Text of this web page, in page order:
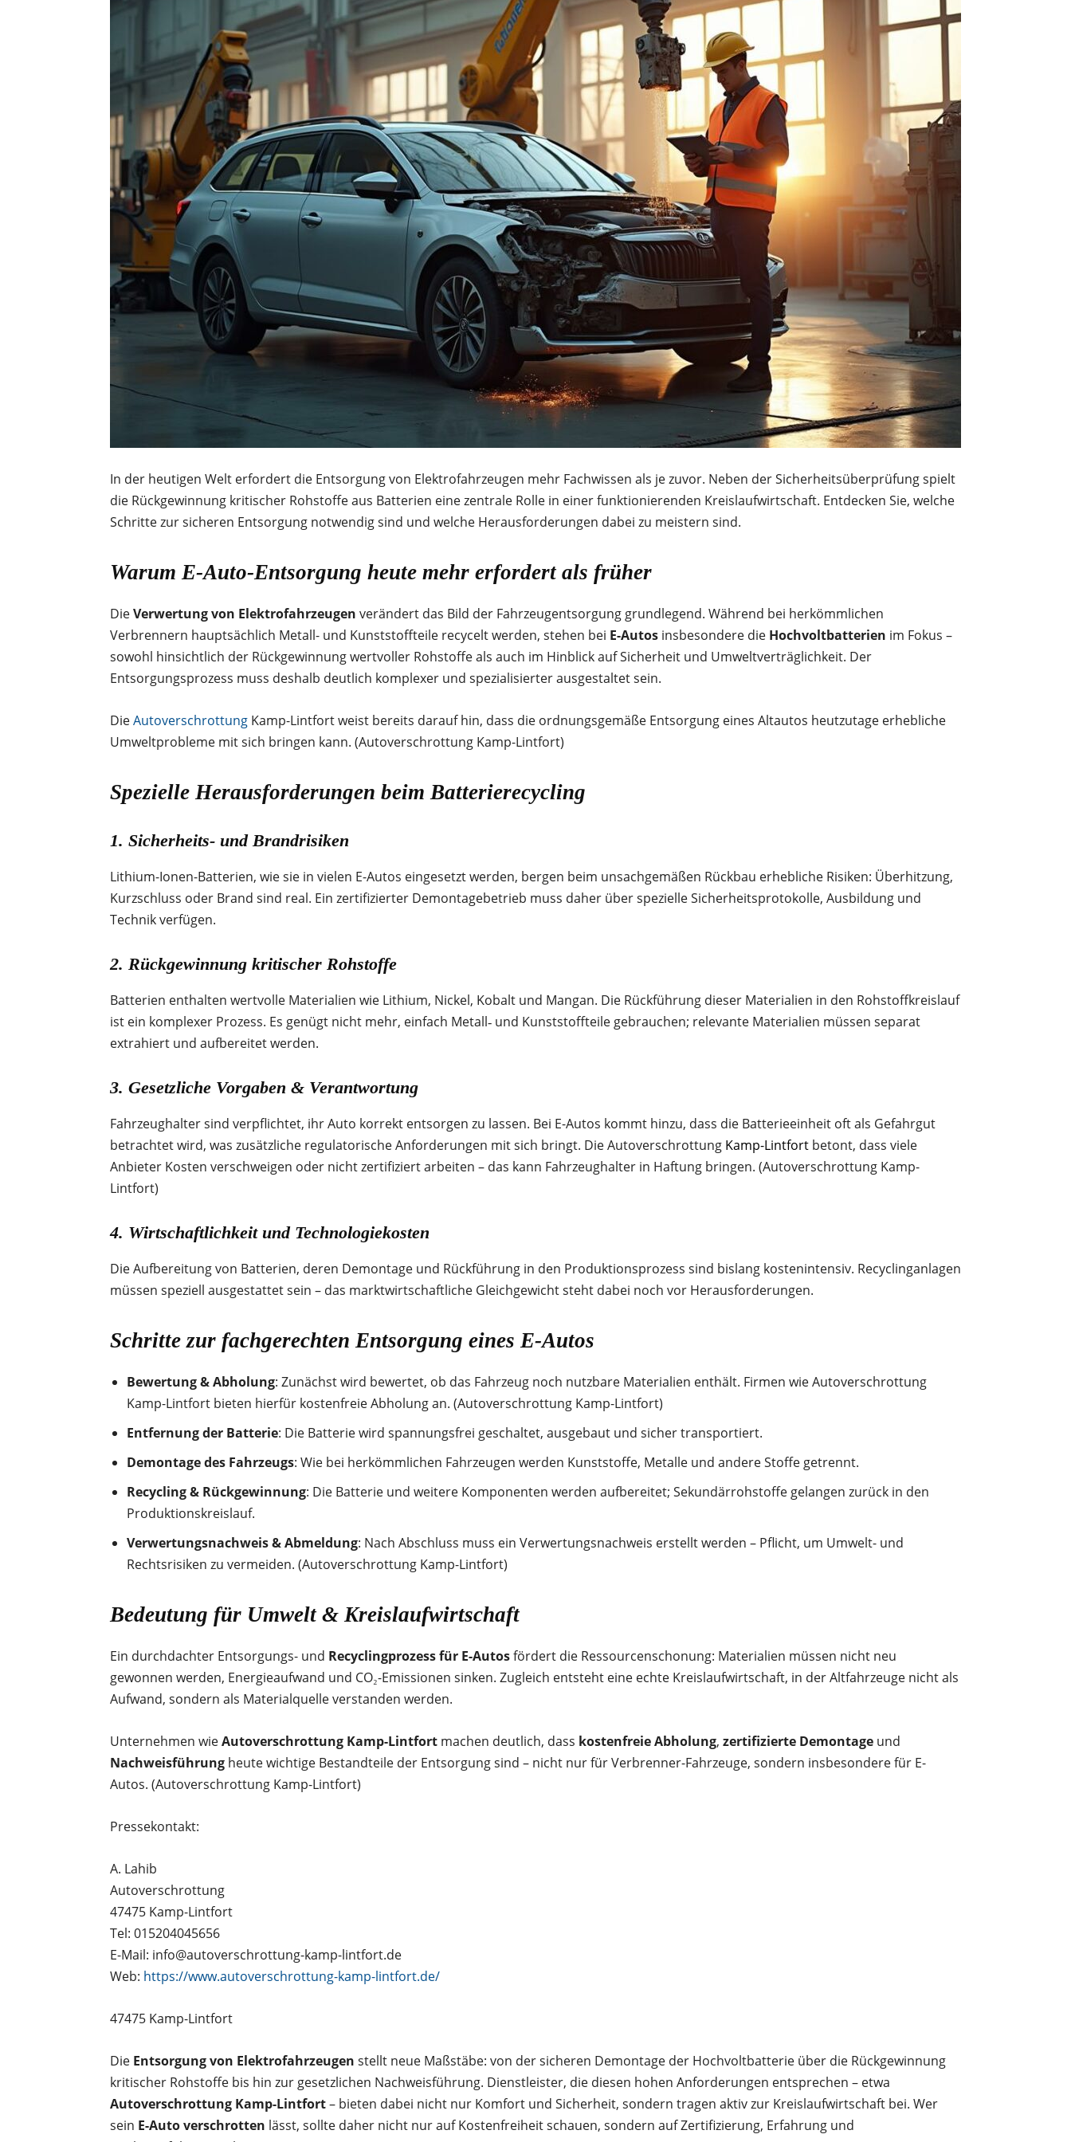
In der heutigen Welt erfordert die Entsorgung von Elektrofahrzeugen mehr Fachwissen als je zuvor. Neben der Sicherheitsüberprüfung spielt
die Rückgewinnung kritischer Rohstoffe aus Batterien eine zentrale Rolle in einer funktionierenden Kreislaufwirtschaft. Entdecken Sie, welche
Schritte zur sicheren Entsorgung notwendig sind und welche Herausforderungen dabei zu meistern sind.
WarumE-Auto-Entsorgung heute mehr erfordert als früher
DieVerwertung von Elektrofahrzeugen verändert das Bild der Fahrzeugentsorgung grundlegend. Während bei herkömmlichen
Verbrennern hauptsächlich Metall- und Kunststoffteile recycelt werden, stehen bei E-Autos insbesondere die Hochvoltbatterien im Fokus –
sowohl hinsichtlich der Rückgewinnung wertvoller Rohstoffe als auch im Hinblick auf Sicherheit und Umweltverträglichkeit. Der
Entsorgungsprozess muss deshalb deutlich komplexer und spezialisierter ausgestaltet sein.
DieAutoverschrottung Kamp-Lintfort weist bereits darauf hin, dass die ordnungsgemäße Entsorgung eines Altautos heutzutage erhebliche
Umweltprobleme mit sich bringen kann. (Autoverschrottung Kamp-Lintfort)
Spezielle Herausforderungen beim Batterierecycling
1. Sicherheits- und Brandrisiken
Lithium-Ionen-Batterien, wie sie in vielen E-Autos eingesetzt werden, bergen beim unsachgemäßen Rückbau erhebliche Risiken: Überhitzung,
Kurzschluss oder Brand sind real. Ein zertifizierter Demontagebetrieb muss daher über spezielle Sicherheitsprotokolle, Ausbildung und
Technik verfügen.
2. Rückgewinnung kritischer Rohstoffe
Batterien enthalten wertvolle Materialien wie Lithium, Nickel, Kobalt und Mangan. Die Rückführung dieser Materialien in den Rohstoffkreislauf
ist ein komplexer Prozess. Es genügt nicht mehr, einfach Metall‐ und Kunststoffteile gebrauchen; relevante Materialien müssen separat
extrahiert und aufbereitet werden.
3. Gesetzliche Vorgaben & Verantwortung
Fahrzeughalter sind verpflichtet, ihr Auto korrekt entsorgen zu lassen. Bei E-Autos kommt hinzu, dass die Batterieeinheit oft als Gefahrgut
betrachtet wird, was zusätzliche regulatorische Anforderungen mit sich bringt. Die Autoverschrottung Kamp-Lintfort betont, dass viele
Anbieter Kosten verschweigen oder nicht zertifiziert arbeiten – das kann Fahr­zeughalter in Haftung bringen. (Autoverschrottung Kamp-
Lintfort)
4. Wirtschaftlichkeit und Technologiekosten
Die Aufbereitung von Batterien, deren Demontage und Rückführung in den Produktionsprozess sind bislang kostenintensiv. Recyclinganlagen
müssen speziell ausgestattet sein – das marktwirtschaftliche Gleichgewicht steht dabei noch vor Herausforderungen.
Schritte zur fachgerechten Entsorgung eines E-Autos
Bewertung & Abholung: Zunächst wird bewertet, ob das Fahrzeug noch nutzbare Materialien enthält. Firmen wie Autoverschrottung
Kamp-Lintfort bieten hierfür kostenfreie Abholung an. (Autoverschrottung Kamp-Lintfort)
Entfernung der Batterie: Die Batterie wird spannungsfrei geschaltet, ausgebaut und sicher transportiert.
Demontage des Fahrzeugs: Wie bei herkömmlichen Fahrzeugen werden Kunststoffe, Metalle und andere Stoffe getrennt.
Recycling & Rückgewinnung: Die Batterie und weitere Komponenten werden aufbereitet; Sekundärrohstoffe gelangen zurück in den
Produktionskreislauf.
Verwertungsnachweis & Abmeldung: Nach Abschluss muss ein Verwertungsnachweis erstellt werden – Pflicht, um Umwelt- und
Rechtsrisiken zu vermeiden. (Autoverschrottung Kamp-Lintfort)
Bedeutung für Umwelt & Kreislaufwirtschaft
Ein durchdachter Entsorgungs- und Recyclingprozess für E-Autosfördert die Ressourcenschonung: Materialien müssen nicht neu
gewonnen werden, Energieaufwand und CO₂-Emissionen sinken. Zugleich entsteht eine echte Kreislaufwirtschaft, in der Altfahrzeuge nicht als
Aufwand, sondern als Materialquelle verstanden werden.
Unternehmen wieAutoverschrottung Kamp-Lintfort machen deutlich, dass kostenfreie Abholung, zertifizierte Demontage und
Nachweisführung heute wichtige Bestandteile der Entsorgung sind – nicht nur für Verbrenner-Fahrzeuge, sondern insbesondere für E-
Autos. (Autoverschrottung Kamp-Lintfort)
Pressekontakt:
A. Lahib
Autoverschrottung
47475 Kamp-Lintfort
Tel: 015204045656
E-Mail: info@autoverschrottung-kamp-lintfort.de
Web: https://www.autoverschrottung-kamp-lintfort.de/
47475 Kamp-Lintfort
Die Entsorgung von Elektrofahrzeugen stellt neue Maßstäbe: von der sicheren Demontage der Hochvoltbatterie über die Rückgewinnung
kritischer Rohstoffe bis hin zur gesetzlichen Nachweisführung. Dienstleister, die diesen hohen Anforderungen entsprechen – etwa
Autoverschrottung Kamp-Lintfort– bieten dabei nicht nur Komfort und Sicherheit, sondern tragen aktiv zur Kreislaufwirtschaft bei. Wer
sein E-Auto verschrotten lässt, sollte daher nicht nur auf Kostenfreiheit schauen, sondern auf Zertifizierung, Erfahrung und